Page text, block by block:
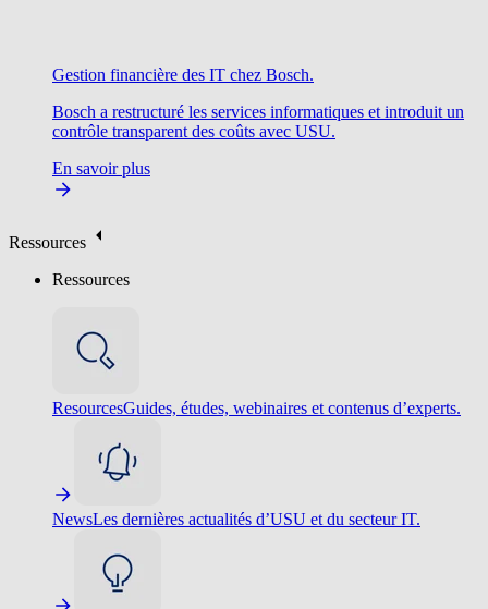
Gestion financière des IT chez Bosch.
Bosch a restructuré les services informatiques et introduit un
contrôle transparent des coûts avec USU.
En savoir plus
Ressources
Ressources
ResourcesGuides, études, webinaires et contenus d’experts.
NewsLes dernières actualités d’USU et du secteur IT.